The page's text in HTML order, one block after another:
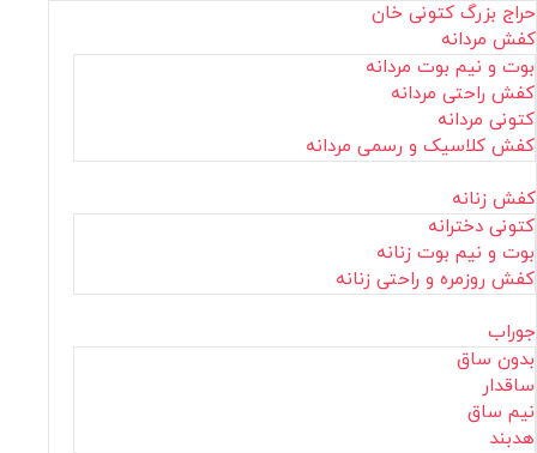
حراج بزرگ کتونی خان
کفش مردانه
بوت و نیم بوت مردانه
کفش راحتی مردانه
کتونی مردانه
کفش کلاسیک و رسمی مردانه
کفش زنانه
کتونی دخترانه
بوت و نیم بوت زنانه
کفش روزمره و راحتی زنانه
جوراب
بدون ساق
ساقدار
نیم ساق
هدبند